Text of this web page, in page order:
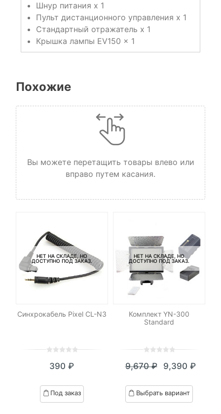
Шнур питания x 1
Пульт дистанционного управления x 1
Стандартный отражатель x 1
Крышка лампы EV150 x 1
Похожие
Вы можете перетащить товары влево или
вправо путем касания.
НЕТ НА СКЛАДЕ, НО
ДОСТУПНО ПОД ЗАКАЗ.
Синхрокабель Pixel CL-N3
out
based
on
390 ₽
Под заказ
НЕТ НА СКЛАДЕ, НО
ДОСТУПНО ПОД ЗАКАЗ.
Комплект YN-300
Standard
out
based
on
9,670₽
цена
составляла
9,390 ₽
Текущая
цена:
9,390 ₽.
Выбрать вариант